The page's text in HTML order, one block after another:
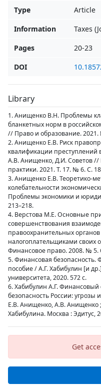
Type
Article
Information
Taxes
Pages
20-23
DOI
Library
1. Анищенко В.Н. Проблемы
бланкетных норм в
// Право и образование. 2021.
2. Анищенко Е.В. Риск
квалификации
А.В. Анищенко, Д.И. Советов
практики. 2021. Т. 17. № 6. С.
3. Анищенко Е.В. Теоретико-
колебательности
Проблемы экономики и
213–218.
4. Верстова М.Е. Основные
совершенствования
правоохранительных
налогоплательщиками своих
Финансовое право. 2008. № 5.
5. Финансовая безопасность.
пособие / А.Г. Хабибулин [и
университета, 2020. 572 с.
6. Хабибулин А.Г. Финансовый
безопасность России: угрозы
Е.В. Анищенко, А.В. Анищенко
Хабибулина. Москва : Эдитус,
Get